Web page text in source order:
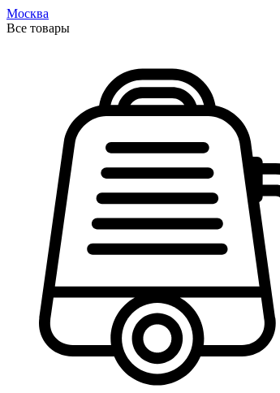
Москва
Все товары